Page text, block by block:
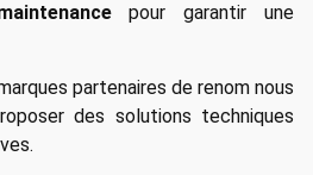
pour garantir une
partenaires de renom nous
des solutions techniques